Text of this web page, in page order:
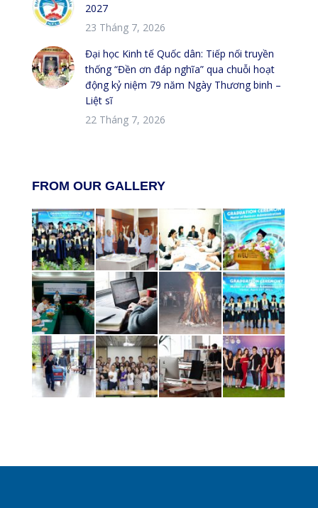
2027
23 Tháng 7, 2026
Đại học Kinh tế Quốc dân: Tiếp nối truyền
thống “Đền ơn đáp nghĩa” qua chuỗi hoạt
động kỷ niệm 79 năm Ngày Thương binh –
Liệt sĩ
22 Tháng 7, 2026
FROM OUR GALLERY